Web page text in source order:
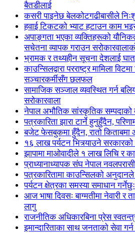
बैतडीलाई
कसरी पाइनेछ बेलकोटगढीबासीले
हवाई टिकटको भ्याट हटाउन काम
अपाङ्गता भएका व्यक्तिहरूको
सचेतना व्यापक गराउन
भ्रामक र तथ्यहीन सूचना देशलाई
काउन्सिलद्वारा परराष्ट्र मामिला
सञ्चारकर्मीसँग छलफल
सामाजिक सञ्जाल व्यवस्थित गर्न
सरोकारवाला
नेपाल अभौतिक सांस्कृतिक सम्पदाको
पत्रकारिता झारा टार्ने हुनुहुँदैन,
बजेट फेसबुकमा हुँदैन, रातो किताबमा
१६ लाख पर्यटन भित्र्याउने सरकारको
झापामा माओवादीले १ लाख लिचि र
प्राध्यानाध्यापक संघ नेपाल
पत्रकारितामा काउन्सिलको
पर्यटन क्षेत्रका समस्या समाधान
आज भाषा दिवसः बाग्मतीमा नेवारी र
लागु
राजनीतिक अधिकारबिना प्रेस
इमान्दारिताका साथ जनताकाे सेवा